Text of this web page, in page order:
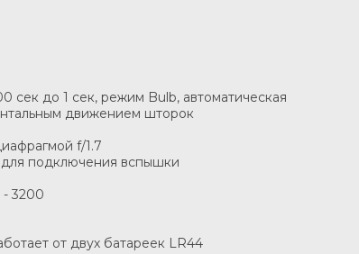
сек до 1 сек, режим Bulb, автоматическая
движением шторок
f/1.7
для подключения вспышки
- 3200
от двух батареек LR44